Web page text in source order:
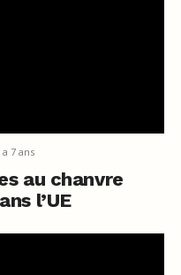
a 7 ans
au chanvre
l’UE